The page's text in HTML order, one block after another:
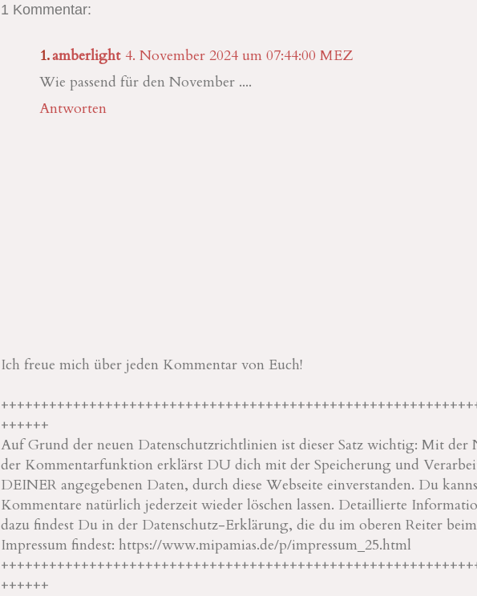
1 Kommentar:
amberlight 4. November 2024 um 07:44:00 MEZ
Wie passend für den November ....
Antworten
Ich freue mich über jeden Kommentar von Euch!
++++++
Auf Grund der neuen Datenschutzrichtlinien ist dieser Satz wichtig: Mit der
der Kommentarfunktion erklärst DU dich mit der Speicherung und
DEINER angegebenen Daten, durch diese Webseite einverstanden. Du
Kommentare natürlich jederzeit wieder löschen lassen. Detaillierte
dazu findest Du in der Datenschutz-Erklärung, die du im oberen Reiter beim
Impressum findest: https://www.mipamias.de/p/impressum_25.html
++++++